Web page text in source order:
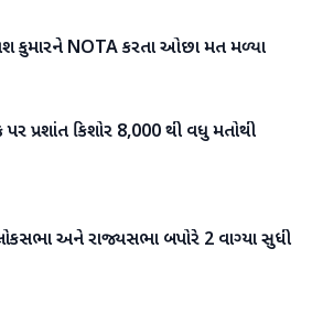
કુમારને NOTA કરતા ઓછા મત મળ્યા
પ્રશાંત કિશોર 8,000 થી વધુ મતોથી
અને રાજ્યસભા બપોરે 2 વાગ્યા સુધી